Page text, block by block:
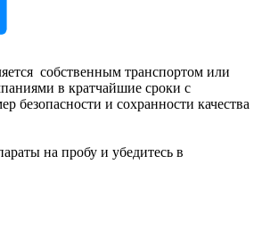
собственным транспортом или
в кратчайшие сроки с
безопасности и сохранности качества
на пробу и убедитесь в